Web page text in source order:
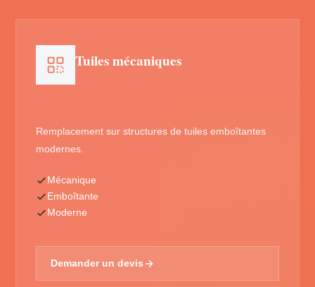
Tuiles mécaniques
Remplacement sur structures de tuiles emboîtantes
modernes.
Mécanique
Emboîtante
Moderne
Demander un devis